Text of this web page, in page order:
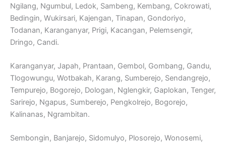
Ngilang, Ngumbul, Ledok, Sambeng, Kembang, Cokrowati,
Bedingin, Wukirsari, Kajengan, Tinapan, Gondoriyo,
Todanan, Karanganyar, Prigi, Kacangan, Pelemsengir,
Dringo, Candi.
Karanganyar, Japah, Prantaan, Gembol, Gombang, Gandu,
Tlogowungu, Wotbakah, Karang, Sumberejo, Sendangrejo,
Tempurejo, Bogorejo, Dologan, Nglengkir, Gaplokan, Tenger,
Sarirejo, Ngapus, Sumberejo, Pengkolrejo, Bogorejo,
Kalinanas, Ngrambitan.
Sembongin, Banjarejo, Sidomulyo, Plosorejo, Wonosemi,